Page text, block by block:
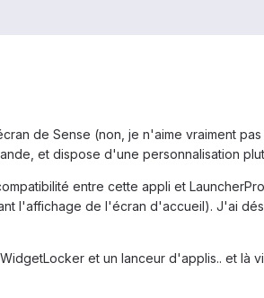
de Sense (non, je n'aime vraiment
et dispose d'une personnalisation
entre cette appli et
l'affichage de l'écran d'accueil). J'ai
et un lanceur d'applis.. et là